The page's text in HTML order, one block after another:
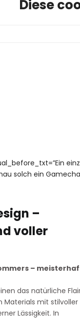
Diese
solch ein
–
voller
–
das natürliche
Materials mit stilvoller
Lässigkeit. In